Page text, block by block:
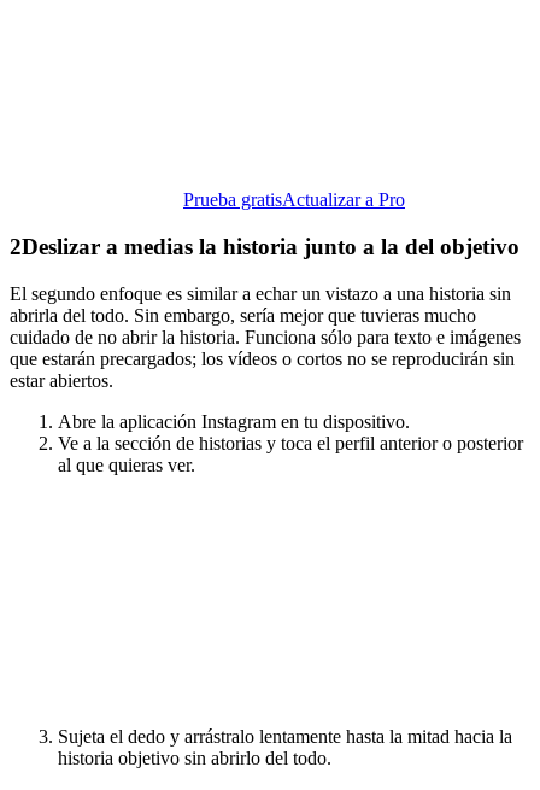
Prueba gratisActualizar a Pro
2Deslizar a medias la historia junto a la del objetivo
El segundo enfoque es similar a echar un vistazo a una historia sin
abrirla del todo. Sin embargo, sería mejor que tuvieras mucho
cuidado de no abrir la historia. Funciona sólo para texto e imágenes
que estarán precargados; los vídeos o cortos no se reproducirán sin
estar abiertos.
Abre la aplicación Instagram en tu dispositivo.
Ve a la sección de historias y toca el perfil anterior o posterior
al que quieras ver.
Sujeta el dedo y arrástralo lentamente hasta la mitad hacia la
historia objetivo sin abrirlo del todo.